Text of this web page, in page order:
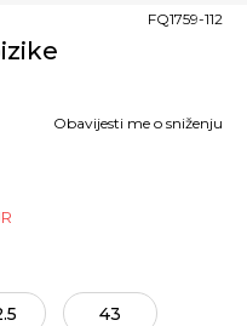
FQ1759-112
Obavijesti me o sniženju
43